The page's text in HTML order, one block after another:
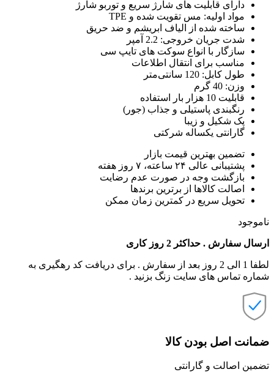
دارای قابلیت های شارژ سریع و توربو شارژ
مواد اولیه: مس تقویت شده و TPE
ساخته شده از الیاف ابریشم و ضد حریق
شدت جریان خروجی: 2.2 آمپر
سازگار با انواع سوکت های تایپ سی
مناسب برای انتقال اطلاعات
طول کابل: 120 سانتی‌متر
وزن: 40 گرم
قابلیت 10 هزار بار استفاده
رنگبندی پاستیلی و جذاب (جور)
پک شکیل و زیبا
گارانتی یکساله شرکتی
تضمین بهترین قیمت بازار
پشتیبانی عالی ۲۴ ساعته، ۷ روز هفته
بازگشت وجه در صورت عدم رضایت
اصالت کالاها از برترین برندها
تحویل سریع در کمترین زمان ممکن
ناموجود
ارسال سفارش . حداکثر 2 روز کاری
لطفا 1 الی 2 روز بعد از سفارش . برای دریافت کد رهگیری به
شماره تماس های سایت زنگ بزنید .
ضمانت اصل بودن کالا
تضمین اصالت و گارانتی